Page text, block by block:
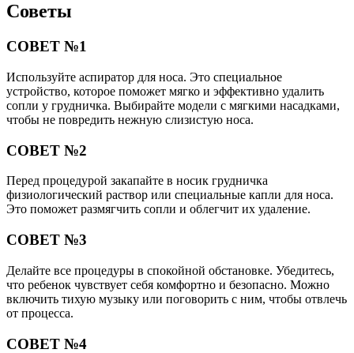
Советы
СОВЕТ №1
Используйте аспиратор для носа. Это специальное
устройство, которое поможет мягко и эффективно удалить
сопли у грудничка. Выбирайте модели с мягкими насадками,
чтобы не повредить нежную слизистую носа.
СОВЕТ №2
Перед процедурой закапайте в носик грудничка
физиологический раствор или специальные капли для носа.
Это поможет размягчить сопли и облегчит их удаление.
СОВЕТ №3
Делайте все процедуры в спокойной обстановке. Убедитесь,
что ребенок чувствует себя комфортно и безопасно. Можно
включить тихую музыку или поговорить с ним, чтобы отвлечь
от процесса.
СОВЕТ №4